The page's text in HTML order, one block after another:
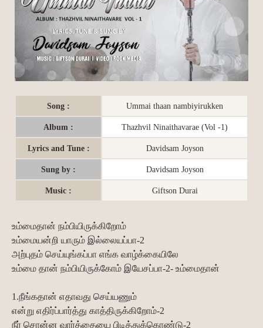
Song : Ummai thaan nambiyirukken
Album : Thazhvil Ninaithavarae (Vol -1)
Lyrics and Tune : Davidsam Joyson
Sung by : Davidsam Joyson
Music : Giftson Durai
உம்மைதான் நம்பியிருக்கிறோம்
உம்மையன்றி யாரும் இல்லையப்பா-2
அற்புதம் செய்யுங்கப்பா எங்க வாழ்க்கையிலே
உம்மை தான் நம்பியிருக்கோம் இயேசப்பா-2- உம்மைதான்
1.நீங்கதான் எதாவது செய்யணும்
என்று எதிர்ப்பார்த்து காத்திருக்கிறோம்-2
நீர் சொன்ன வார்த்தையை பிடித்துக்கொண்டு-2